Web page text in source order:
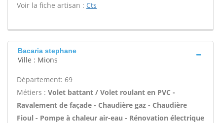
Voir la fiche artisan : Cts
Bacaria stephane
Ville : Mions
Département: 69
Métiers : Volet battant / Volet roulant en PVC -
Ravalement de façade - Chaudière gaz - Chaudière
Fioul - Pompe à chaleur air-eau - Rénovation électrique